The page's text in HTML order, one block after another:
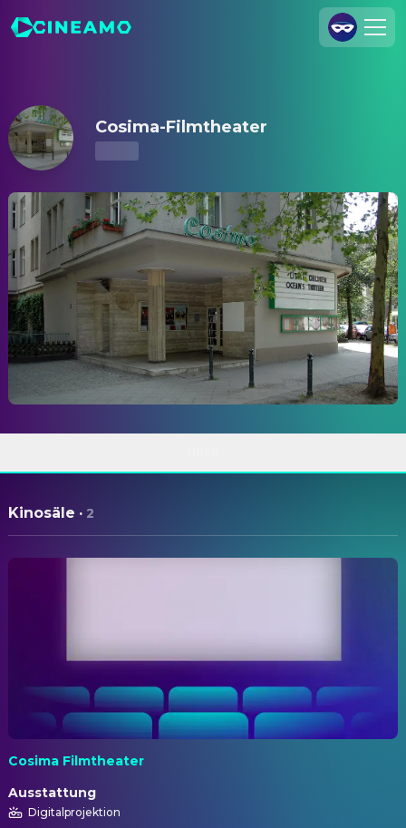
Impressum
Datenschutzerklärung
Datenschutzeinstellungen
Cosima-Filmtheater
Kinosäle · 2
Cosima Filmtheater
Ausstattung
Digitalprojektion